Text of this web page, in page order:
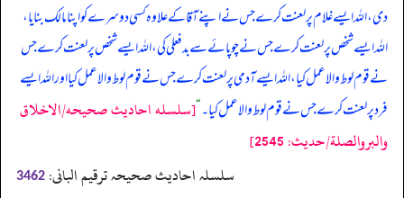
دی، اللہ ایسے غلام پر لعنت کرے جس نے اپنے آقا کے علاوہ کسی دوسرے کو اپنا مالک بنایا،
اللہ ایسے شخص پر لعنت کرے جس نے چوپائے سے بدفعلی کی، اللہ ایسے شخص پر لعنت کرے جس
نے قوم لوط والا عمل کیا، اللہ ایسے آدمی پر لعنت کرے جس نے قوم لوط والا عمل کیا اور اللہ ایسے
فرد پر لعنت کرے جس نے قوم لوط والا عمل کیا۔“[سلسله احاديث صحيحه/الاخلاق
والبروالصلة/حدیث: 2545]
سلسلہ احادیث صحیحہ ترقیم البانی: 3462